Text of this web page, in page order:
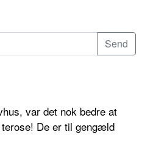
var det nok bedre at
De er til gengæld